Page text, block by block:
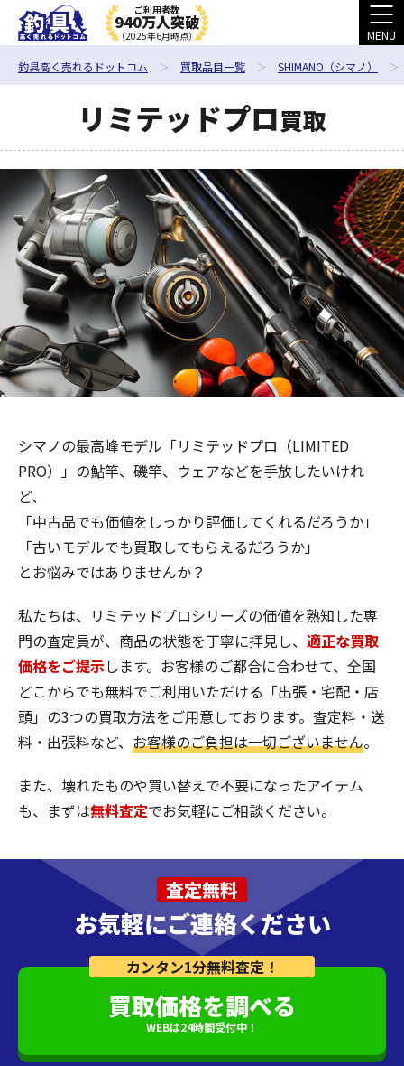
ご利用者数
940万人突破
（2025年6月時点） MENU
釣具高く売れるドットコム 買取品目一覧 SHIMANO（シマノ）
リミテッドプロ買取
シマノの最高峰モデル「リミテッドプロ（LIMITED
PRO）」の鮎竿、磯竿、ウェアなどを手放したいけれ
ど、
「中古品でも価値をしっかり評価してくれるだろうか」
「古いモデルでも買取してもらえるだろうか」
とお悩みではありませんか？
私たちは、リミテッドプロシリーズの価値を熟知した専
門の査定員が、商品の状態を丁寧に拝見し、 適正な買取
価格をご提示します。お客様のご都合に合わせて、全国
どこからでも無料でご利用いただける「出張・宅配・店
頭」の3つの買取方法をご用意しております。査定料・送
料・出張料など、 お客様のご負担は一切ございません。
また、壊れたものや買い替えで不要になったアイテム
も、まずは無料査定でお気軽にご相談ください。
査定無料
お気軽にご連絡ください
カンタン1分無料査定！
買取価格を調べる
WEBは24時間受付中！